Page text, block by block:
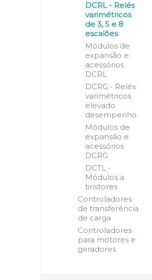
DCRL - Relés
varimétricos
de 3, 5 e 8
escalões
Módulos de
expansão e
acessórios
DCRL
DCRG - Relés
varimétricos
elevado
desempenho
Módulos de
expansão e
acessórios
DCRG
DCTL -
Módulos a
tirístores
Controladores
de transferência
de carga
Controladores
para motores e
geradores